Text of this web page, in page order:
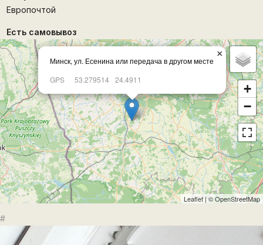
Европочтой
Есть самовывоз
Минск, ул. Есенина или передача в другом месте
GPS
53.279514 24.4911
×
+
−
Leaflet | ©OpenStreetMap
#